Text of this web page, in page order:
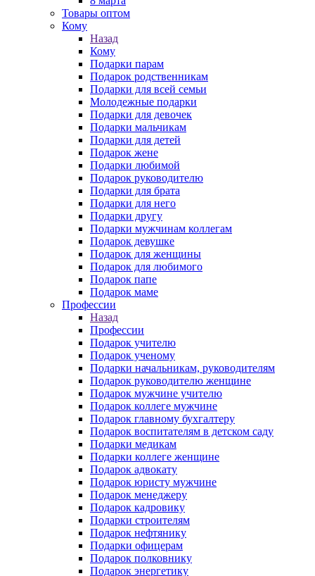
Товары оптом
Кому
Назад
Кому
Подарки парам
Подарок родственникам
Подарки для всей семьи
Молодежные подарки
Подарки для девочек
Подарки мальчикам
Подарки для детей
Подарок жене
Подарки любимой
Подарок руководителю
Подарки для брата
Подарки для него
Подарки другу
Подарки мужчинам коллегам
Подарок девушке
Подарок для женщины
Подарок для любимого
Подарок папе
Подарок маме
Профессии
Назад
Профессии
Подарок учителю
Подарок ученому
Подарки начальникам, руководителям
Подарок руководителю женщине
Подарок мужчине учителю
Подарок коллеге мужчине
Подарок главному бухгалтеру
Подарок воспитателям в детском саду
Подарки медикам
Подарки коллеге женщине
Подарок адвокату
Подарок юристу мужчине
Подарок менеджеру
Подарок кадровику
Подарки строителям
Подарок нефтянику
Подарки офицерам
Подарок полковнику
Подарок энергетику